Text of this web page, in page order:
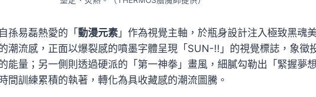
孫易磊熱愛的「 動漫元素 」作為視覺主軸，於瓶身設計注入極致黑魂美
潮流感，正面以爆裂感的噴墨字體呈現「SUN-!!」的視覺標誌，象徵
能量；另一側則透過硬派的「第一神拳」畫風，細膩勾勒出「緊握夢
間訓練累積的執著，轉化為具收藏感的潮流圖騰。